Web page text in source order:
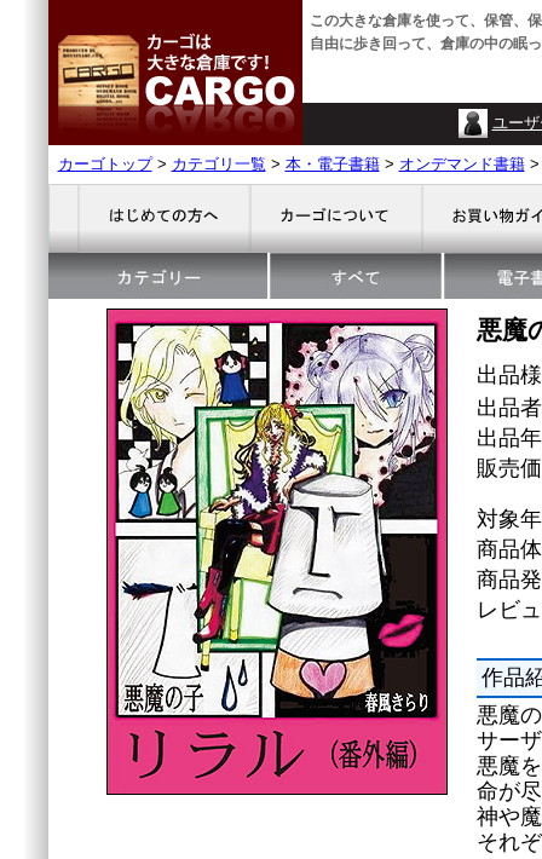
この大きな倉庫を使って、保管、
自由に歩き回って、倉庫の中の眠
ユー
カーゴトップ> カテゴリ一覧 > 本・電子書籍> オンデマンド書籍
悪魔
出品
出品
出品
販売
対象
商品
商品
レビ
作品
悪魔
サー
悪魔
命が
神や
それ